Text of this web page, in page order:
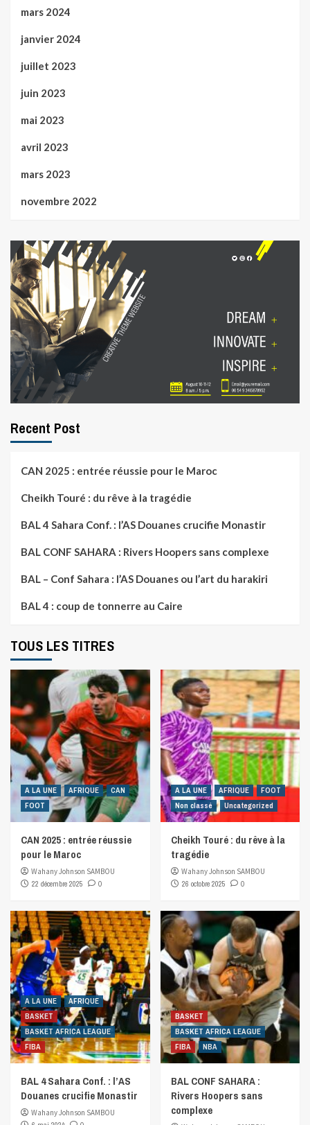
mars 2024
janvier 2024
juillet 2023
juin 2023
mai 2023
avril 2023
mars 2023
novembre 2022
Recent Post
CAN 2025 : entrée réussie pour le Maroc
Cheikh Touré : du rêve à la tragédie
BAL 4 Sahara Conf. : l’AS Douanes crucifie Monastir
BAL CONF SAHARA : Rivers Hoopers sans complexe
BAL – Conf Sahara : l’AS Douanes ou l’art du harakiri
BAL 4 : coup de tonnerre au Caire
TOUS LES TITRES
A LA UNE AFRIQUE
CAN
FOOT
CAN 2025 : entrée réussie
pour le Maroc
Wahany Johnson SAMBOU
22 décembre 2025
0
A LA UNE AFRIQUE
FOOT
Non classé
Uncategorized
Cheikh Touré : du rêve à la
tragédie
Wahany Johnson SAMBOU
26 octobre 2025
0
A LA UNE
AFRIQUE
BASKET
BASKET AFRICA LEAGUE
FIBA
BAL 4 Sahara Conf. : l’AS
Douanes crucifie Monastir
Wahany Johnson SAMBOU
BASKET
BASKET AFRICA LEAGUE
FIBA
NBA
BAL CONF SAHARA :
Rivers Hoopers sans
complexe